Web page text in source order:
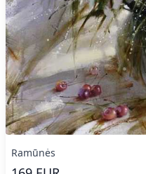
Ramūnės